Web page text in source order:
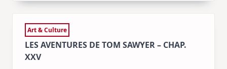
Art & Culture
LES AVENTURES DE TOM SAWYER – CHAP.
XXV